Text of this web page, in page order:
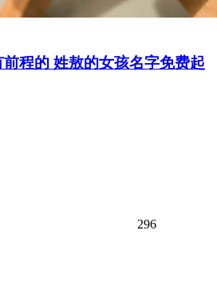
程的 姓敖的女孩名字免费起
296